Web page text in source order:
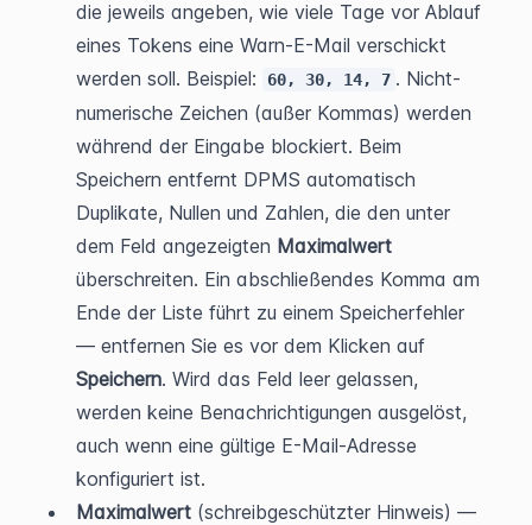
die jeweils angeben, wie viele Tage vor Ablauf
eines Tokens eine Warn-E-Mail verschickt
werden soll. Beispiel:
60, 30, 14, 7 . Nicht-
numerische Zeichen (außer Kommas) werden
während der Eingabe blockiert. Beim
Speichern entfernt DPMS automatisch
Duplikate, Nullen und Zahlen, die den unter
dem Feld angezeigten Maximalwert
überschreiten. Ein abschließendes Komma am
Ende der Liste führt zu einem Speicherfehler
Speichern. Wird das Feld leer gelassen,
werden keine Benachrichtigungen ausgelöst,
auch wenn eine gültige E-Mail-Adresse
konfiguriert ist.
Maximalwert (schreibgeschützter Hinweis) —